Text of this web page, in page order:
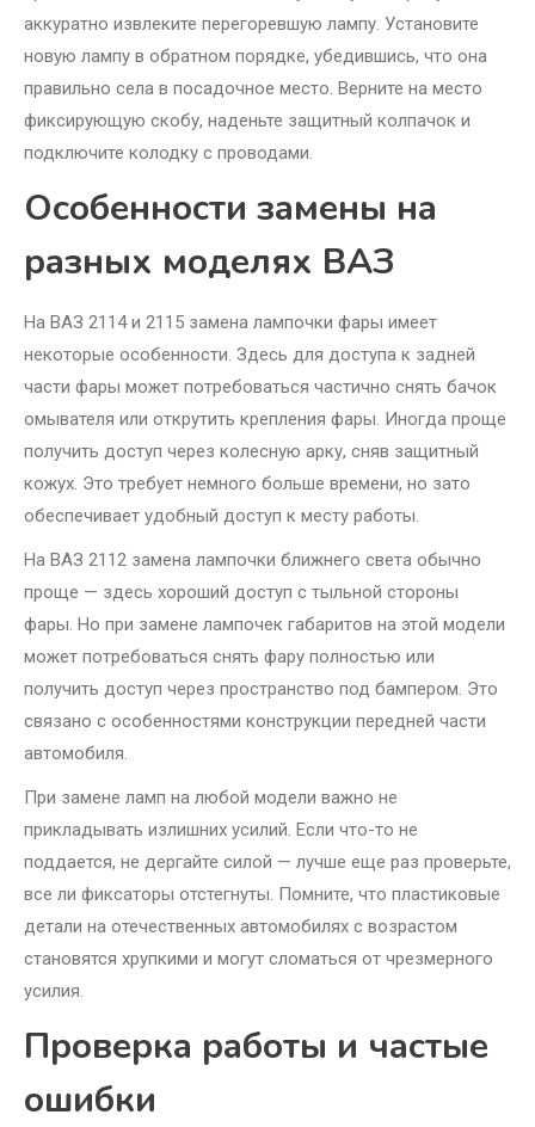
аккуратно извлеките перегоревшую лампу. Установите
новую лампу в обратном порядке, убедившись, что она
правильно села в посадочное место. Верните на место
фиксирующую скобу, наденьте защитный колпачок и
подключите колодку с проводами.
Особенности замены на
разных моделях ВАЗ
На ВАЗ 2114 и 2115 замена лампочки фары имеет
некоторые особенности. Здесь для доступа к задней
части фары может потребоваться частично снять бачок
омывателя или открутить крепления фары. Иногда проще
получить доступ через колесную арку, сняв защитный
кожух. Это требует немного больше времени, но зато
обеспечивает удобный доступ к месту работы.
На ВАЗ 2112 замена лампочки ближнего света обычно
проще — здесь хороший доступ с тыльной стороны
фары. Но при замене лампочек габаритов на этой модели
может потребоваться снять фару полностью или
получить доступ через пространство под бампером. Это
связано с особенностями конструкции передней части
автомобиля.
При замене ламп на любой модели важно не
прикладывать излишних усилий. Если что-то не
поддается, не дергайте силой — лучше еще раз проверьте,
все ли фиксаторы отстегнуты. Помните, что пластиковые
детали на отечественных автомобилях с возрастом
становятся хрупкими и могут сломаться от чрезмерного
усилия.
Проверка работы и частые
ошибки